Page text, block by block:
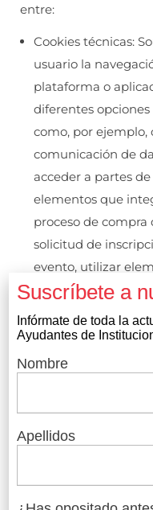
entre:
Cookies técnicas:
usuario la
plataforma o
diferentes opciones
como, por ejemplo,
comunicación de
acceder a partes
elementos que
proceso de compra
solicitud de
evento, utilizar
navegación,
de videos o sonido
de redes sociales.
Cookies de
usuario como por
Infórmate de toda la
Ayudantes de
Nombre
Apellidos